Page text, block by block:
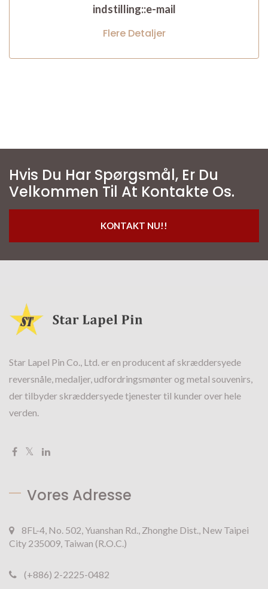
indstilling::e-mail
Flere Detaljer
Hvis Du Har Spørgsmål, Er Du
Velkommen Til At Kontakte Os.
KONTAKT NU!!
Star Lapel Pin Co., Ltd. er en producent af skræddersyede
reversnåle, medaljer, udfordringsmønter og metal souvenirs,
der tilbyder skræddersyede tjenester til kunder over hele
verden.
Vores Adresse
8FL-4, No. 502, Yuanshan Rd., Zhonghe Dist., New Taipei
City 235009, Taiwan (R.O.C.)
(+886) 2-2225-0482